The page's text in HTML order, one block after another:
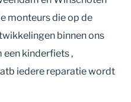
monteurs die op de
binnen ons
een kinderfiets ,
iedere reparatie wordt